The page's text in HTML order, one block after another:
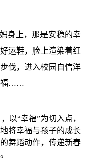
身上，那是安稳的幸
运鞋，脸上渲染着红
伐，进入校园自信洋
福……
以“幸福”为切入点，
将幸福与孩子的成长
舞蹈动作，传递新春